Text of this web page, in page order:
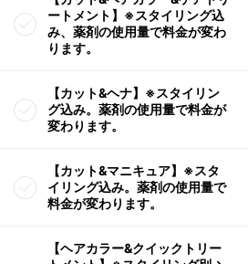
ートメント】※スタイリング込
み、薬剤の使用量で料金が変わ
ります。
【カット&ヘナ】※スタイリン
グ込み。薬剤の使用量で料金が
変わります。
【カット&マニキュア】※スタ
イリング込み。薬剤の使用量で
料金が変わります。
【ヘアカラー&クイックトリー